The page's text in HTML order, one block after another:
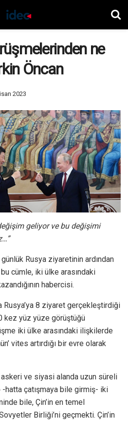
ne
Öncan
2023
geliyor ve bu değişimi
Rusya ziyaretinin ardından
bu cümle, iki ülke arasındaki
habercisi.
Rusya’ya 8 ziyaret gerçekleştirdiği
kez yüz yüze görüştüğü
iki ülke arasındaki ilişkilerde
vites artırdığı bir evre olarak
ve siyasi alanda uzun süreli
hatta çatışmaya bile girmiş- iki
bile, Çin’in en temel
Birliği’ni geçmekti. Çin’in